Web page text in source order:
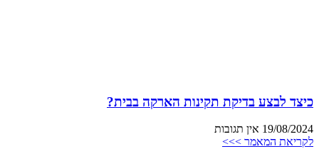
כיצד לבצע בדיקת תקינות הארקה בבית?
19/08/2024 אין תגובות
לקריאת המאמר >>>